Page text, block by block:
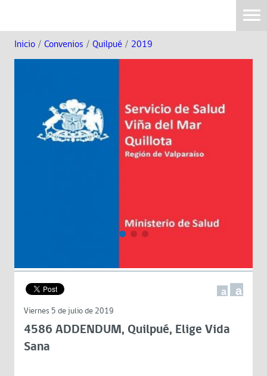
Inicio / Convenios / Quilpué / 2019
a a
Viernes 5 de julio de 2019
4586 ADDENDUM, Quilpué, Elige Vida
Sana